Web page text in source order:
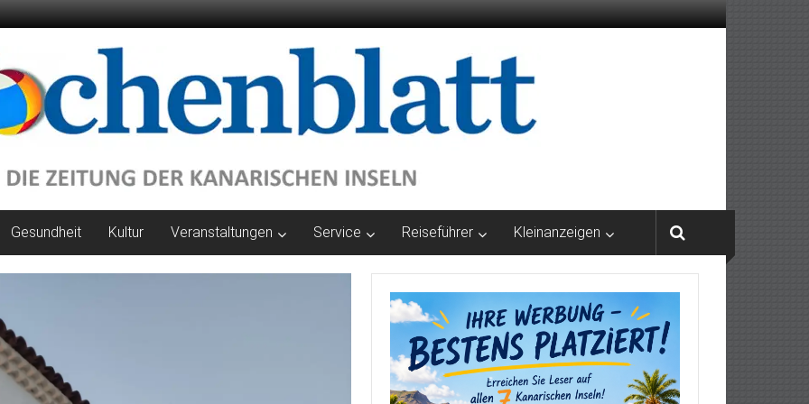
Gesundheit Kultur Veranstaltungen Service Reiseführer Kleinanzeigen